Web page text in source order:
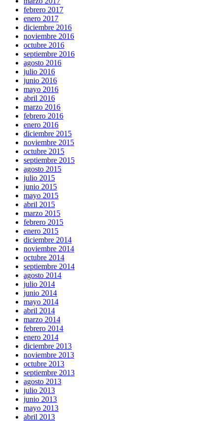
febrero 2017
enero 2017
diciembre 2016
noviembre 2016
octubre 2016
septiembre 2016
agosto 2016
julio 2016
junio 2016
mayo 2016
abril 2016
marzo 2016
febrero 2016
enero 2016
diciembre 2015
noviembre 2015
octubre 2015
septiembre 2015
agosto 2015
julio 2015
junio 2015
mayo 2015
abril 2015
marzo 2015
febrero 2015
enero 2015
diciembre 2014
noviembre 2014
octubre 2014
septiembre 2014
agosto 2014
julio 2014
junio 2014
mayo 2014
abril 2014
marzo 2014
febrero 2014
enero 2014
diciembre 2013
noviembre 2013
octubre 2013
septiembre 2013
agosto 2013
julio 2013
junio 2013
mayo 2013
abril 2013